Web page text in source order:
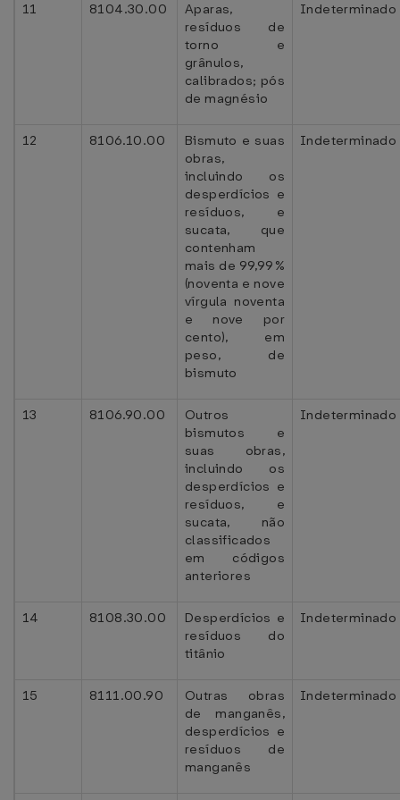
11 8104.30.00
Aparas,
resíduos de
torno e
grânulos,
calibrados; pós
de magnésio
Indeterminado
12 8106.10.00
Bismuto e suas
obras,
incluindo os
desperdícios e
resíduos, e
sucata, que
contenham
mais de 99,99%
(noventa e nove
vírgula noventa
e nove por
cento), em
peso, de
bismuto
Indeterminado
13 8106.90.00
Outros
bismutos e
suas obras,
incluindo os
desperdícios e
resíduos, e
sucata, não
classificados
em códigos
anteriores
Indeterminado
14 8108.30.00
Desperdícios e
resíduos do
titânio
Indeterminado
15 8111.00.90
Outras obras
de manganês,
desperdícios e
resíduos de
manganês
Indeterminado